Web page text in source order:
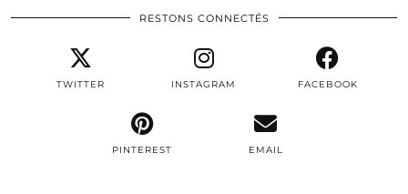
RESTONS CONNECTÉS
TWITTER INSTAGRAM FACEBOOK
PINTEREST EMAIL